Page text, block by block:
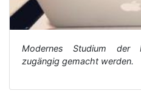
Modernes Studium der
zugängig gemacht werden.